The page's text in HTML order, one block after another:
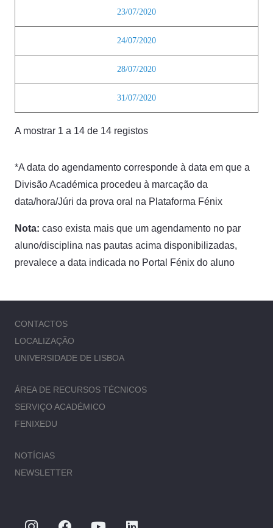
23/07/2020
24/07/2020
28/07/2020
31/07/2020
A mostrar 1 a 14 de 14 registos
*A data do agendamento corresponde à data em que a
Divisão Académica procedeu à marcação da
data/hora/Júri da prova oral na Plataforma Fénix
Nota: caso exista mais que um agendamento no par
aluno/disciplina nas pautas acima disponibilizadas,
prevalece a data indicada no Portal Fénix do aluno
CONTACTOS
LOCALIZAÇÃO
UNIVERSIDADE DE LISBOA
ÁREA DE RECURSOS TÉCNICOS
SERVIÇO ACADÉMICO
FENIXEDU
NOTÍCIAS
NEWSLETTER